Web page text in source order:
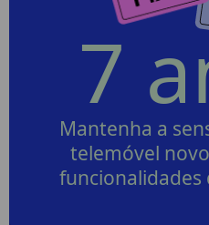
7
Mantenha a
telemóvel
funcionalidades